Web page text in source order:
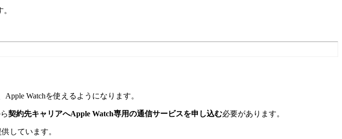
Watchを使えるようになります。
契約先キャリアへApple Watch専用の通信サービスを申し込む必要があります。
しています。